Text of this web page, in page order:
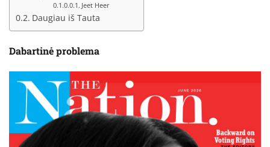
Jeet Heer
Daugiau iš Tauta
Dabartinė problema